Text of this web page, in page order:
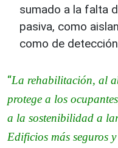
sumado a la falta
pasiva, como
como de
“La rehabilitación, al
protege a los
a la sostenibilidad a
Edificios más seguros